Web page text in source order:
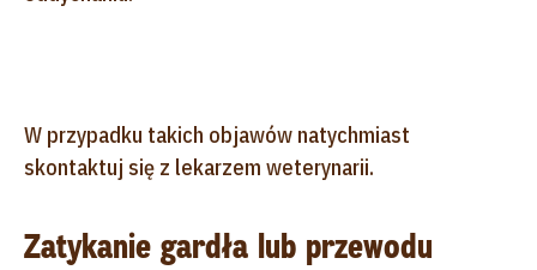
W przypadku takich objawów natychmiast
skontaktuj się z lekarzem weterynarii.
Zatykanie gardła lub przewodu